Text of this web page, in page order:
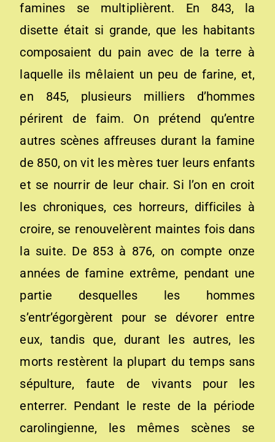
famines se multiplièrent. En 843, la
disette était si grande, que les habitants
composaient du pain avec de la terre à
laquelle ils mêlaient un peu de farine, et,
en 845, plusieurs milliers d’hommes
périrent de faim. On prétend qu’entre
autres scènes affreuses durant la famine
de 850, on vit les mères tuer leurs enfants
et se nourrir de leur chair. Si l’on en croit
les chroniques, ces horreurs, difficiles à
croire, se renouvelèrent maintes fois dans
la suite. De 853 à 876, on compte onze
années de famine extrême, pendant une
partie desquelles les hommes
s’entr’égorgèrent pour se dévorer entre
eux, tandis que, durant les autres, les
morts restèrent la plupart du temps sans
sépulture, faute de vivants pour les
enterrer. Pendant le reste de la période
carolingienne, les mêmes scènes se